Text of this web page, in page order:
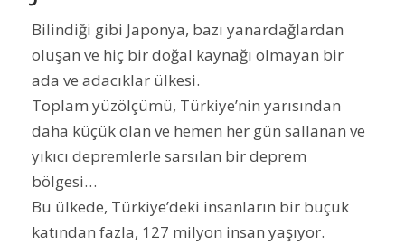
Bilindiği gibi Japonya, bazı yanardağlardan
oluşan ve hiç bir doğal kaynağı olmayan bir
ada ve adacıklar ülkesi.
Toplam yüzölçümü, Türkiye’nin yarısından
daha küçük olan ve hemen her gün sallanan ve
yıkıcı depremlerle sarsılan bir deprem
bölgesi…
Bu ülkede, Türkiye’deki insanların bir buçuk
katından fazla, 127 milyon insan yaşıyor.